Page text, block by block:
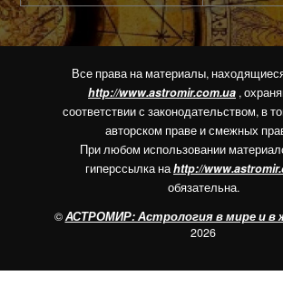
Все права на материалы,
http://www.astromir.com.ua ,
соответствии с законодательством, в
авторском праве и смежных
При любом использовании
гиперссылка наhttp://
обязательна.
©АСТРОМИР: Астрология в мире и в
2026